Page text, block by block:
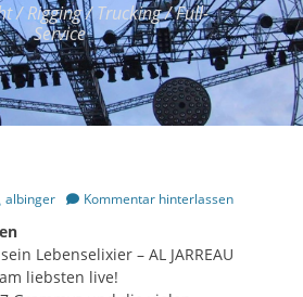
/ Rigging / Trucking / Full-
Service
albinger Kommentar hinterlassen
Lebenselixier – AL JARREAU
liebsten live!